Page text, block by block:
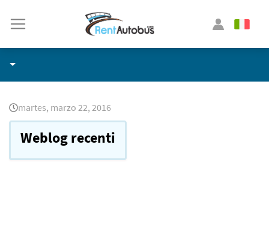
martes, marzo 22, 2016
Weblog recenti